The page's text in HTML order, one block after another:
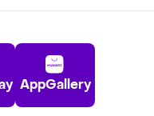
AppGallery